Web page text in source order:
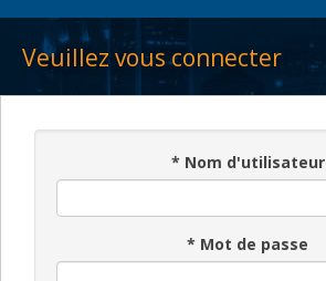
Veuillez vous connecter
* Nom d'utilisateur
* Mot de passe